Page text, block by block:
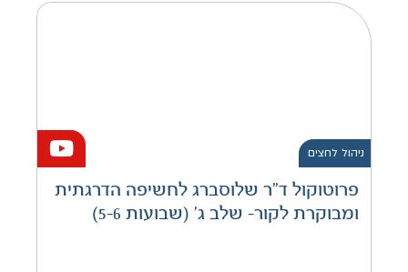
ניהול לחצים
פרוטוקול ד”ר שלוסברג לחשיפה הדרגתית
ומבוקרת לקור- שלב ג’ (שבועות 5-6)